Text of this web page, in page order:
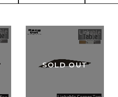
SOLD OUT